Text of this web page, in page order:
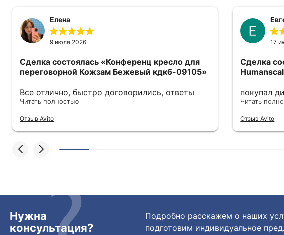
Елена
9 июля 2026
Сделка состоялась «Конференц кресло для
переговорной Кожзам Бежевый кдкб-09105»
Все отлично, быстро договорились, ответы
очень быстрые, всегда на связи. Все подробно
были на разных складах их переместили на
один. Так же грамотно сориентировали
Спасибо огромное🙏🏼
Читать полностью
Отзыв Avito
17
Сделка
покупал
показали,
Читать
Отзыв Avito
Нужна
консультация?
Подробно расскажем о наших
подготовим индивидуальное